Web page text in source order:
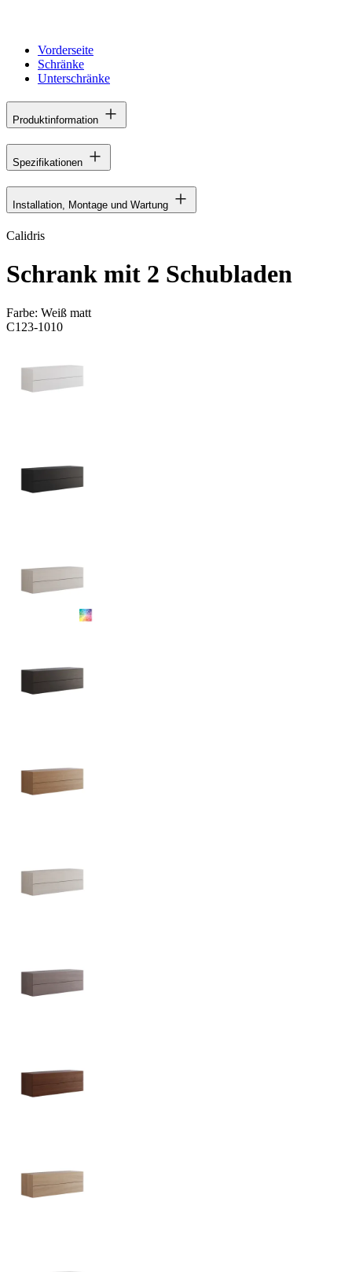
Vorderseite
Schränke
Unterschränke
Produktinformation
Spezifikationen
Installation, Montage und Wartung
Calidris
Schrank mit 2 Schubladen
Farbe: Weiß matt
C123-1010